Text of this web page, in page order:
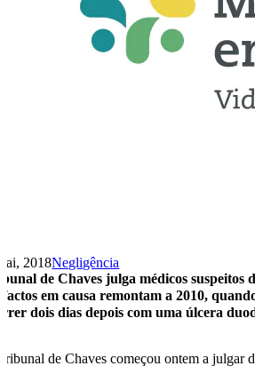
2018Negligência
de Chaves julga médicos suspeitos
factos em causa remontam a 2010,
dois dias depois com uma úlcera
de Chaves começou ontem a julgar